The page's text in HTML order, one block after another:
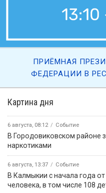
Картина дня
6 августа, 08:12 Событие
В Городовиковском районе
наркотиками
6 августа, 13:37 Событие
В Калмыкии с начала года
человека, в том числе 108
ПРИЁМНАЯ
ФЕДЕРАЦИИ В